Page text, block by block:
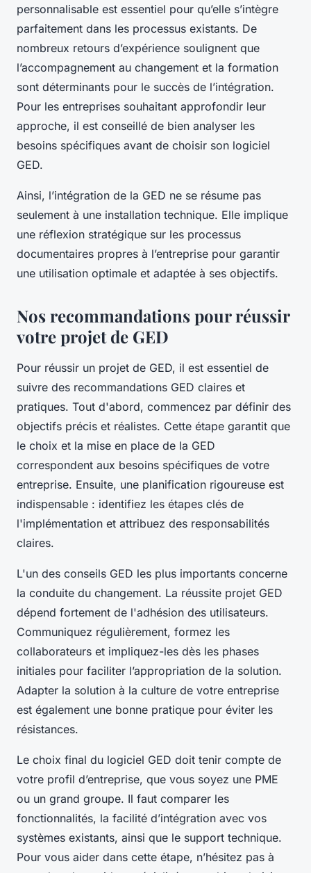
personnalisable est essentiel pour qu’elle s’intègre
parfaitement dans les processus existants. De
nombreux retours d’expérience soulignent que
l’accompagnement au changement et la formation
sont déterminants pour le succès de l’intégration.
Pour les entreprises souhaitant approfondir leur
approche, il est conseillé de bien analyser les
besoins spécifiques avant de choisir son logiciel
GED.
Ainsi, l’intégration de la GED ne se résume pas
seulement à une installation technique. Elle implique
une réflexion stratégique sur les processus
documentaires propres à l’entreprise pour garantir
une utilisation optimale et adaptée à ses objectifs.
Nos recommandations pour réussir
votre projet de GED
Pour réussir un projet de GED, il est essentiel de
suivre des recommandations GED claires et
pratiques. Tout d'abord, commencez par définir des
objectifs précis et réalistes. Cette étape garantit que
le choix et la mise en place de la GED
correspondent aux besoins spécifiques de votre
entreprise. Ensuite, une planification rigoureuse est
indispensable : identifiez les étapes clés de
l'implémentation et attribuez des responsabilités
claires.
L'un des conseils GED les plus importants concerne
la conduite du changement. La réussite projet GED
dépend fortement de l'adhésion des utilisateurs.
Communiquez régulièrement, formez les
collaborateurs et impliquez-les dès les phases
initiales pour faciliter l’appropriation de la solution.
Adapter la solution à la culture de votre entreprise
est également une bonne pratique pour éviter les
résistances.
Le choix final du logiciel GED doit tenir compte de
votre profil d’entreprise, que vous soyez une PME
ou un grand groupe. Il faut comparer les
fonctionnalités, la facilité d’intégration avec vos
systèmes existants, ainsi que le support technique.
Pour vous aider dans cette étape, n’hésitez pas à